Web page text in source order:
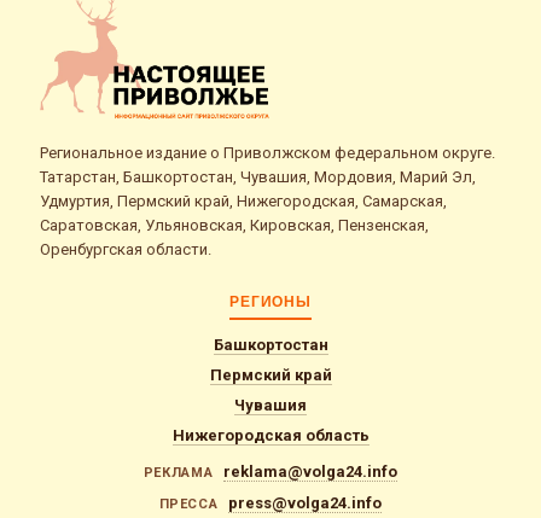
Региональное издание о Приволжском федеральном округе.
Татарстан, Башкортостан, Чувашия, Мордовия, Марий Эл,
Удмуртия, Пермский край, Нижегородская, Самарская,
Саратовская, Ульяновская, Кировская, Пензенская,
Оренбургская области.
РЕГИОНЫ
Башкортостан
Пермский край
Чувашия
Нижегородская область
РЕКЛАМА reklama@volga24.info
ПРЕССА press@volga24.info